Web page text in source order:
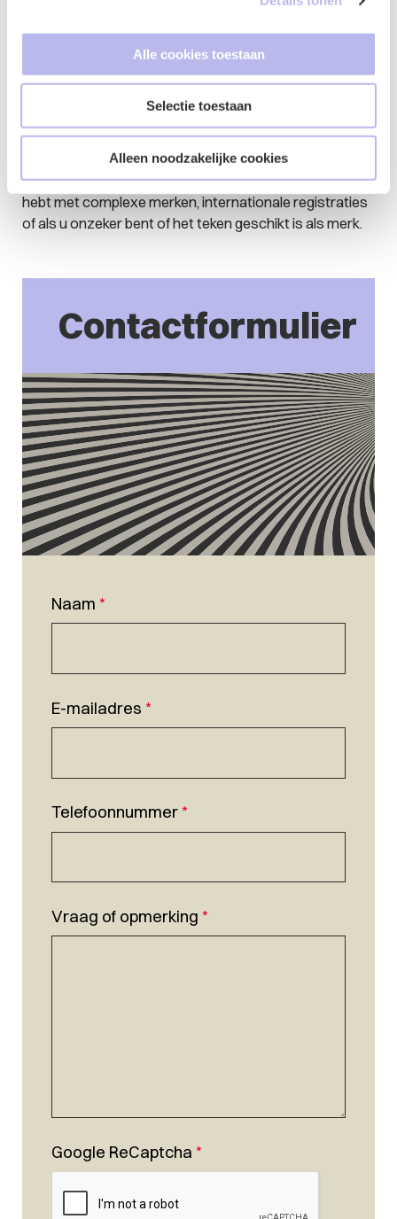
Alle cookies toestaan
Selectie toestaan
Alleen noodzakelijke cookies
wordt ook wel merkbewaking genoemd. Klik
Moet ik een advocaat of gemachtigde
inschakelen voor mijn merkregistratie?
Hoewel het niet verplicht is, kan het inschakelen van een
merkengemachtigde nuttig zijn, vooral als u te maken
hebt met complexe merken, internationale registraties
of als u onzeker bent of het teken geschikt is als merk.
Contactformulier
Naam *
E-mailadres *
Telefoonnummer*
Vraag of opmerking *
Google ReCaptcha *